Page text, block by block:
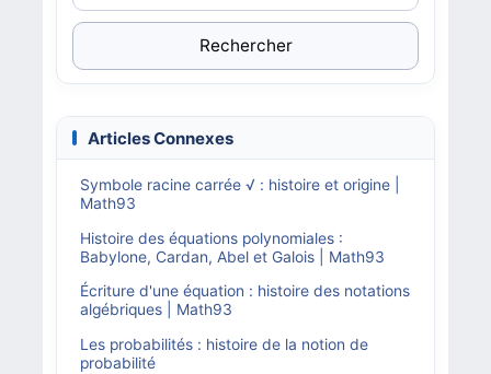
Rechercher
Articles Connexes
Symbole racine carrée √ : histoire et origine |
Math93
Histoire des équations polynomiales :
Babylone, Cardan, Abel et Galois | Math93
Écriture d'une équation : histoire des notations
algébriques | Math93
Les probabilités : histoire de la notion de
probabilité